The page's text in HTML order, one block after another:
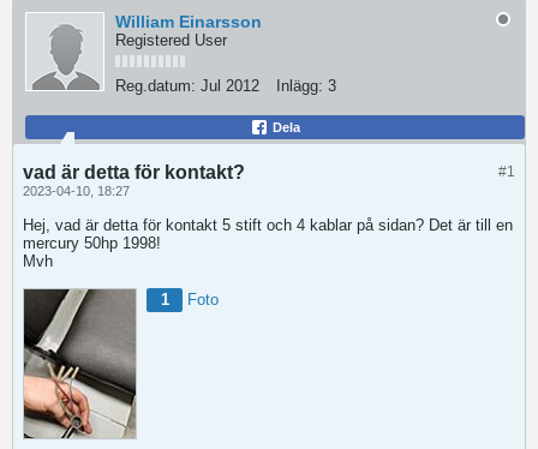
William Einarsson
Registered User
Reg.datum: Jul 2012 Inlägg: 3
Dela
#1
vad är detta för kontakt?
2023-04-10, 18:27
Hej, vad är detta för kontakt 5 stift och 4 kablar på sidan? Det är till en
mercury 50hp 1998!
Mvh
1 Foto